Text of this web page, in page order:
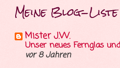
Meine Blog-Liste
Mister J.W.
Unser neues Fernglas
vor 8 Jahren